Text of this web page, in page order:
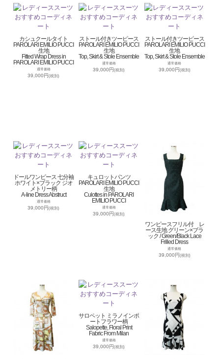
カシュクールタイト
PAROLARI EMILIO PUCCI
生地
Fitted Wrap Dress in
PAROLARI EMILIO PUCCI
通常価格
39,000円(税別)
ストール付きツーピース
PAROLARI EMILIO PUCCI
生地
Top, Skirt & Stole Ensemble
通常価格
39,000円(税別)
ストール付きツーピース
PAROLARI EMILIO PUCCI
生地
Top, Skirt & Stole Ensemble
通常価格
39,000円(税別)
ドールワンピース 七分袖
ホワイト×ブラック ジオ
メトリー柄
A-line Dress Abstruct
通常価格
39,000円(税別)
キュロットパンツ
PAROLARI EMILIO PUCCI
生地
Culottes in PAROLARI
EMILIO PUCCI
通常価格
39,000円(税別)
ワンピースフリル付 レ
ース生地 グリーン×ブラ
ック / Green/Black Lace
Frilled Dress
通常価格
39,000円(税別)
サロペット ミラノインポ
ートフラワー柄
Salopette, Floral Print
Fabric From Milan
通常価格
39,000円(税別)